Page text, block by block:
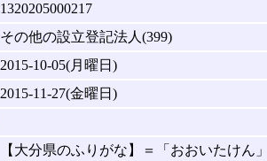
1320205000217
その他の設立登記法人(399)
2015-10-05(月曜日)
2015-11-27(金曜日)
【大分県のふりがな】＝「おおいたけん」